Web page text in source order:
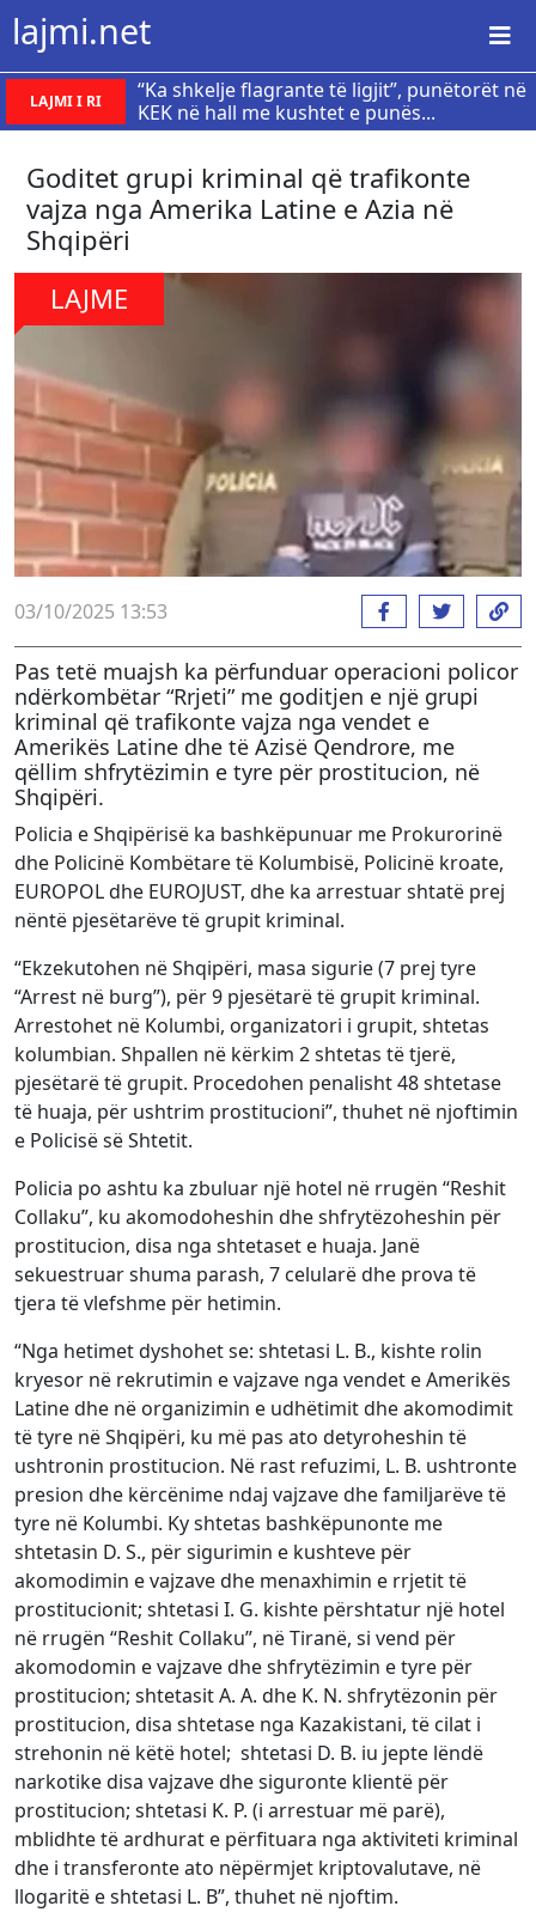
lajmi.net
LAJMI I RI
“Ka shkelje flagrante të ligjit”, punëtorët në
KEK në hall me kushtet e punës...
Goditet grupi kriminal që trafikonte
vajza nga Amerika Latine e Azia në
Shqipëri
LAJME
03/10/2025 13:53
Pas tetë muajsh ka përfunduar operacioni policor
ndërkombëtar “Rrjeti” me goditjen e një grupi
kriminal që trafikonte vajza nga vendet e
Amerikës Latine dhe të Azisë Qendrore, me
qëllim shfrytëzimin e tyre për prostitucion, në
Shqipëri.
Policia e Shqipërisë ka bashkëpunuar me Prokurorinë
dhe Policinë Kombëtare të Kolumbisë, Policinë kroate,
EUROPOL dhe EUROJUST, dhe ka arrestuar shtatë prej
nëntë pjesëtarëve të grupit kriminal.
“Ekzekutohen në Shqipëri, masa sigurie (7 prej tyre
“Arrest në burg”), për 9 pjesëtarë të grupit kriminal.
Arrestohet në Kolumbi, organizatori i grupit, shtetas
kolumbian. Shpallen në kërkim 2 shtetas të tjerë,
pjesëtarë të grupit. Procedohen penalisht 48 shtetase
të huaja, për ushtrim prostitucioni”, thuhet në njoftimin
e Policisë së Shtetit.
Policia po ashtu ka zbuluar një hotel në rrugën “Reshit
Collaku”, ku akomodoheshin dhe shfrytëzoheshin për
prostitucion, disa nga shtetaset e huaja. Janë
sekuestruar shuma parash, 7 celularë dhe prova të
tjera të vlefshme për hetimin.
“Nga hetimet dyshohet se: shtetasi L. B., kishte rolin
kryesor në rekrutimin e vajzave nga vendet e Amerikës
Latine dhe në organizimin e udhëtimit dhe akomodimit
të tyre në Shqipëri, ku më pas ato detyroheshin të
ushtronin prostitucion. Në rast refuzimi, L. B. ushtronte
presion dhe kërcënime ndaj vajzave dhe familjarëve të
tyre në Kolumbi. Ky shtetas bashkëpunonte me
shtetasin D. S., për sigurimin e kushteve për
akomodimin e vajzave dhe menaxhimin e rrjetit të
prostitucionit; shtetasi I. G. kishte përshtatur një hotel
në rrugën “Reshit Collaku”, në Tiranë, si vend për
akomodomin e vajzave dhe shfrytëzimin e tyre për
prostitucion; shtetasit A. A. dhe K. N. shfrytëzonin për
prostitucion, disa shtetase nga Kazakistani, të cilat i
strehonin në këtë hotel; shtetasi D. B. iu jepte lëndë
narkotike disa vajzave dhe siguronte klientë për
prostitucion; shtetasi K. P. (i arrestuar më parë),
mblidhte të ardhurat e përfituara nga aktiviteti kriminal
dhe i transferonte ato nëpërmjet kriptovalutave, në
llogaritë e shtetasi L. B”, thuhet në njoftim.